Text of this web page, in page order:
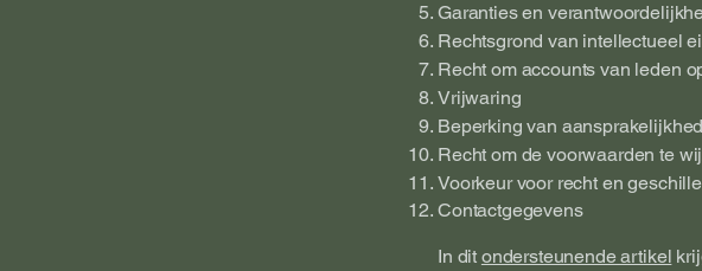
Garanties en
Rechtsgrond van intellectueel
Recht om accounts van leden
Vrijwaring
Beperking van
Recht om de voorwaarden te
Voorkeur voor recht en
Contactgegevens
In dit ondersteunende artikel